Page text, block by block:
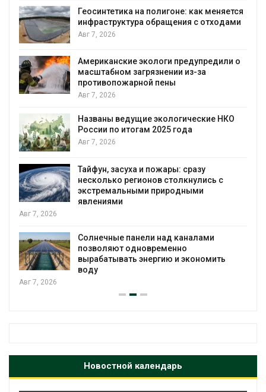
Геосинтетика на полигоне: как меняется
инфраструктура обращения с отходами
Авг 7, 2026
Американские экологи предупредили о
масштабном загрязнении из-за
противопожарной пены
Авг 7, 2026
Названы ведущие экологические НКО
России по итогам 2025 года
Авг 7, 2026
Тайфун, засуха и пожары: сразу
несколько регионов столкнулись с
экстремальными природными
явлениями
Авг 7, 2026
Солнечные панели над каналами
позволяют одновременно
вырабатывать энергию и экономить
воду
Авг 7, 2026
Новостной календарь